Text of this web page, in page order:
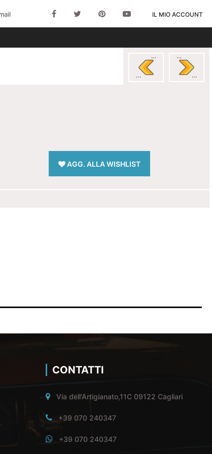
IL MIO ACCOUNT
AGG. ALLA WISHLIST
CONTATTI
Via dell'Artigianato,11C 09122 Cagliari
+39 070 240347
+39 070 240347